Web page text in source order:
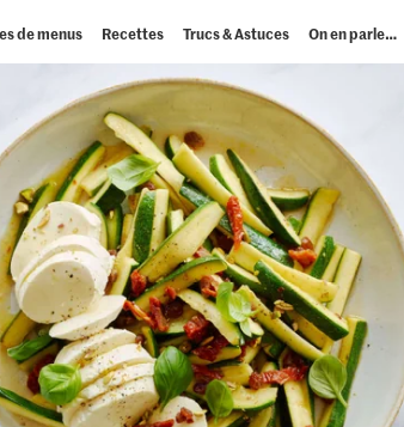
de menus Recettes Trucs & Astuces On en parle…